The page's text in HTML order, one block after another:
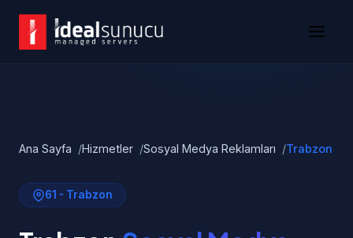
Ana Sayfa Hizmetler Sosyal Medya Reklamları Trabzon
61 - Trabzon